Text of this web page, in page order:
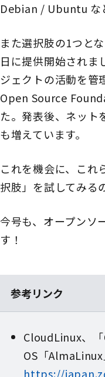
Debian / Ubuntu な
また選択肢の1つと
日に提供開始されま
ジェクトの活動を
Open Source
た。発表後、ネット
も増えています。
これを機会に、これ
択肢」を試してみる
今号も、オープンソ
す！
参考リンク
CloudLinux、
OS「
https://